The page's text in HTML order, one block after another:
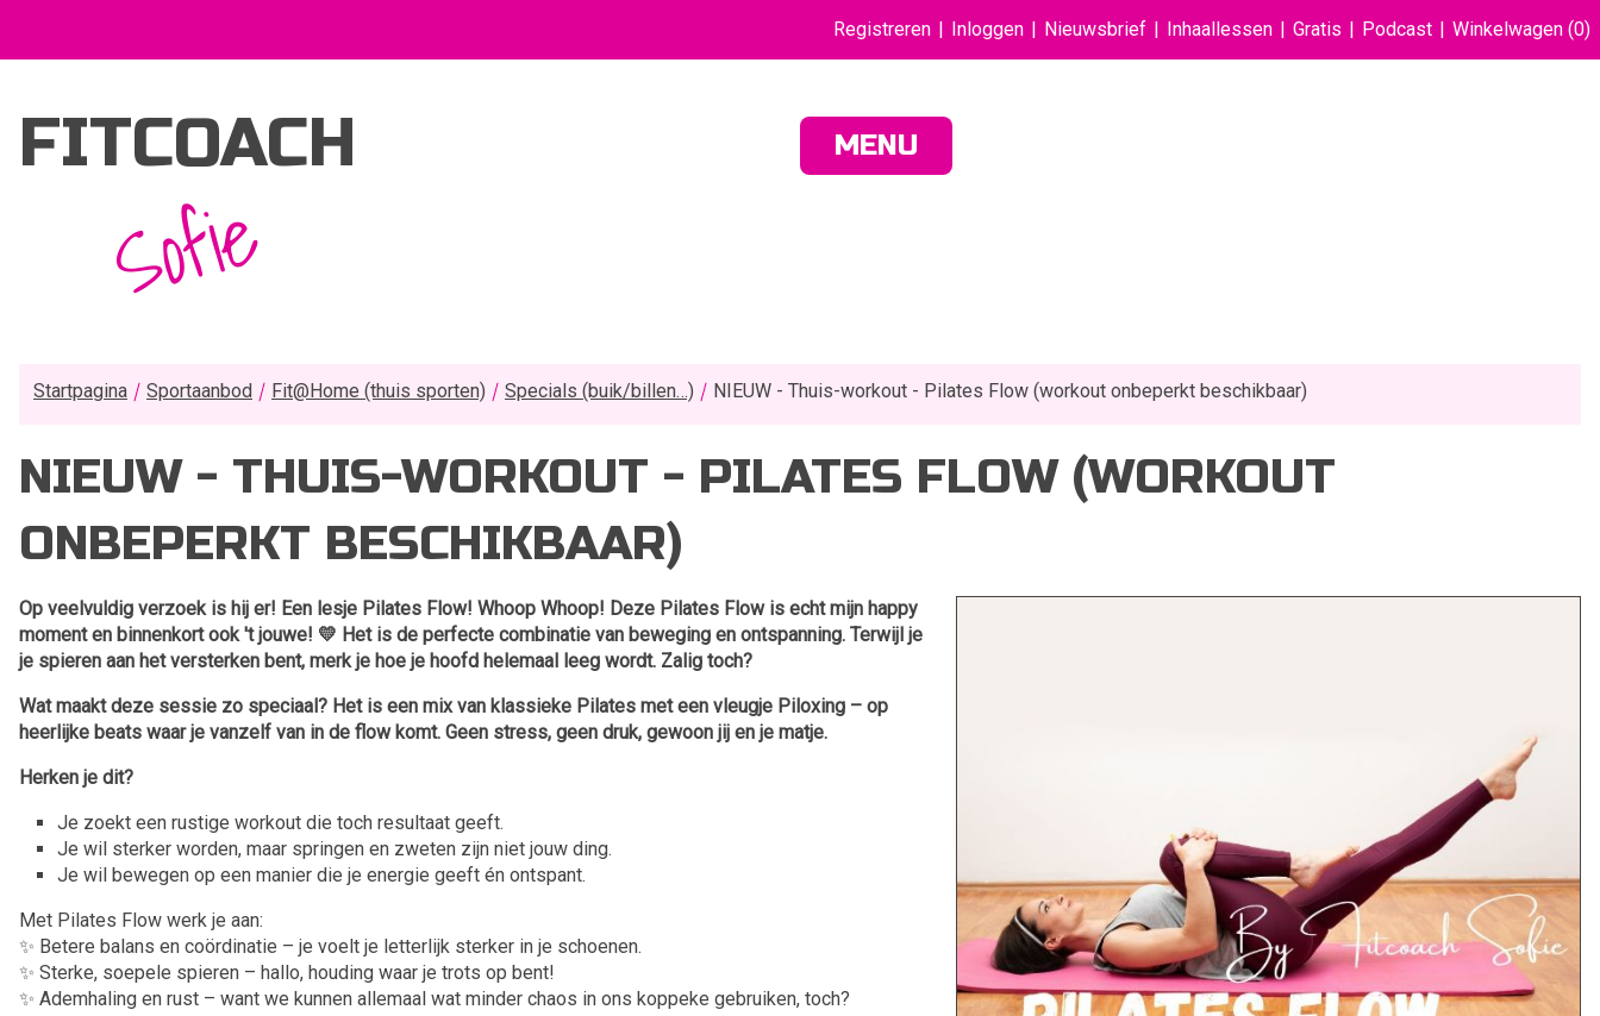
Registreren Inloggen Nieuwsbrief Inhaallessen Gratis Podcast Winkelwagen (0)
FITCOACH
Sofie
MENU
Startpagina Sportaanbod Fit@Home (thuis sporten) Specials (buik/billen…) NIEUW - Thuis-workout - Pilates Flow (workout onbeperkt beschikbaar)
NIEUW - THUIS-WORKOUT - PILATES FLOW (WORKOUT
ONBEPERKT BESCHIKBAAR)
Op veelvuldig verzoek is hij er! Een lesje Pilates Flow! Whoop Whoop! Deze Pilates Flow is echt mijn happy
moment en binnenkort ook 't jouwe! 💛 Het is de perfecte combinatie van beweging en ontspanning. Terwijl je
je spieren aan het versterken bent, merk je hoe je hoofd helemaal leeg wordt. Zalig toch?
Wat maakt deze sessie zo speciaal? Het is een mix van klassieke Pilates met een vleugje Piloxing – op
heerlijke beats waar je vanzelf van in de flow komt. Geen stress, geen druk, gewoon jij en je matje.
Herken je dit?
Je zoekt een rustige workout die toch resultaat geeft.
Je wil sterker worden, maar springen en zweten zijn niet jouw ding.
Je wil bewegen op een manier die je energie geeft én ontspant.
Met Pilates Flow werk je aan:
✨ Betere balans en coördinatie – je voelt je letterlijk sterker in je schoenen.
✨ Sterke, soepele spieren – hallo, houding waar je trots op bent!
✨ Ademhaling en rust – want we kunnen allemaal wat minder chaos in ons koppeke gebruiken, toch?